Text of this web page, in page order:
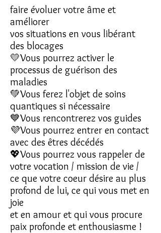
faire évoluer votre âme et
améliorer
vos situations en vous libérant
des blocages
💛Vous pourrez activer le
processus de guérison des
maladies
💚Vous ferez l'objet de soins
quantiques si nécessaire
💙Vous rencontrerez vos guides
💜Vous pourrez entrer en contact
avec des êtres décédés
💖Vous pourrez vous rappeler de
votre vocation / mission de vie /
ce que votre coeur désire au plus
profond de lui, ce qui vous met en
joie
et en amour et qui vous procure
paix profonde et enthousiasme !